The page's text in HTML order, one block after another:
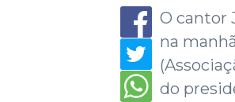
O cantor
na
do